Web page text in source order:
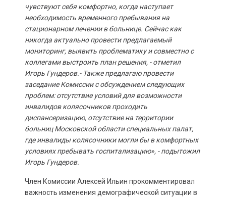
чувствуют себя комфортно, когда наступает
необходимость временного пребывания на
стационарном лечении в больнице. Сейчас как
никогда актуально провести предлагаемый
мониторинг, выявить проблематику и совместно с
коллегами выстроить план решения, - отметил
Игорь Гундеров.- Также предлагаю провести
заседание Комиссии с обсуждением следующих
проблем:отсутствие условий для возможности
инвалидов колясочников проходить
диспансеризацию, отсутствие на территории
больниц Московской области специальных палат,
где инвалиды колясочники могли бы в комфортных
условиях пребывать госпитализацию», - подытожил
Игорь Гундеров.
Член Комиссии Алексей Ильин прокомментировал
важность изменения демографической ситуации в